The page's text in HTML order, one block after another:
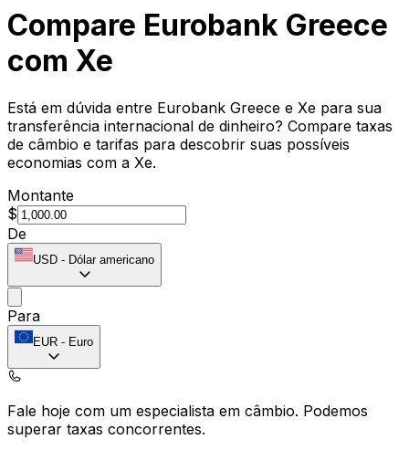
Compare Eurobank Greece
com Xe
Está em dúvida entre Eurobank Greece e Xe para sua
transferência internacional de dinheiro? Compare taxas
de câmbio e tarifas para descobrir suas possíveis
economias com a Xe.
Montante
$
De
USD - Dólar americano
Para
EUR - Euro
Fale hoje com um especialista em câmbio. Podemos
superar taxas concorrentes.